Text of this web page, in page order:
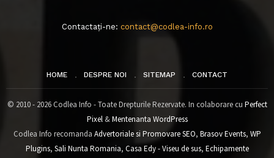
Contactați-ne: contact@codlea-info.ro
HOME DESPRE NOI SITEMAP CONTACT
© 2010 - 2026 Codlea Info - Toate Drepturile Rezervate. In colaborare cu Perfect
Pixel&Mentenanta WordPress
Codlea Info recomanda Advertoriale si Promovare SEO, Brasov Events, WP
Plugins, Sali Nunta Romania, Casa Edy - Viseu de sus, Echipamente